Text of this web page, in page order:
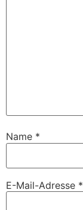
Name *
E-Mail-Adresse *